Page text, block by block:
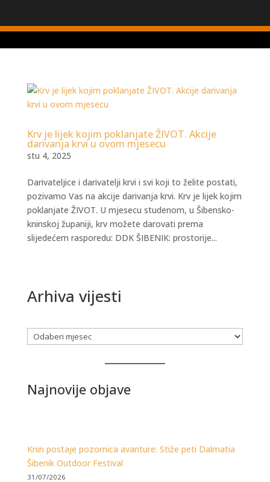
Krv je lijek kojim poklanjate ŽIVOT. Akcije
darivanja krvi u ovom mjesecu
stu 4, 2025
Darivateljice i darivatelji krvi i svi koji to želite postati,
pozivamo Vas na akcije darivanja krvi. Krv je lijek kojim
poklanjate ŽIVOT. U mjesecu studenom, u Šibensko-
kninskoj županiji, krv možete darovati prema
slijedećem rasporedu: DDK ŠIBENIK: prostorije...
Arhiva vijesti
Arhiva
Najnovije objave
Knin postaje pozornica avanture: Stiže peti Dalmatia
Šibenik Outdoor Festival
31/07/2026